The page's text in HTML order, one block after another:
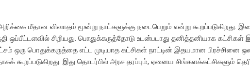
மீதான விவாதம் மூன்று நாட்களுக்கு நடைபெறும் என்று கூறப்படுகிறது.
ஒப்பீட்டளவில் சிறியது. பொதுக்கருத்தோடு உடன்படாது தனித்தனியாக
ஒரு பொதுக்கருத்தை எட்ட முடியாத கட்சிகள் நாட்டின் இதயமான பிரச்சினை
கூறப்படுகிறது. இது தொடர்பில் அரச தரப்பும், ஏனைய சிங்களக்கட்சிகளும்